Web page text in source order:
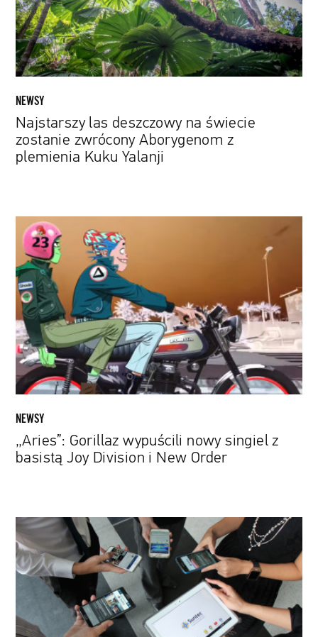
zwrócony
Aborygenom
z
plemienia
Kuku
Yalanji
NEWSY
Najstarszy las deszczowy na świecie
zostanie zwrócony Aborygenom z
plemienia Kuku Yalanji
„Aries”:
Gorillaz
wypuścili
nowy
singiel
basistą
Joy
Division
i
New
Order
NEWSY
„Aries”: Gorillaz wypuścili nowy singiel z
basistą Joy Division i New Order
Fi
będzie
jeszcze
wydajniejsze.
od